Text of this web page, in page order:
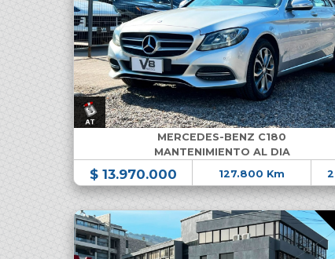
MERCEDES-BENZ C180
MANTENIMIENTO AL DIA
$ 13.970.000 127.800 Km